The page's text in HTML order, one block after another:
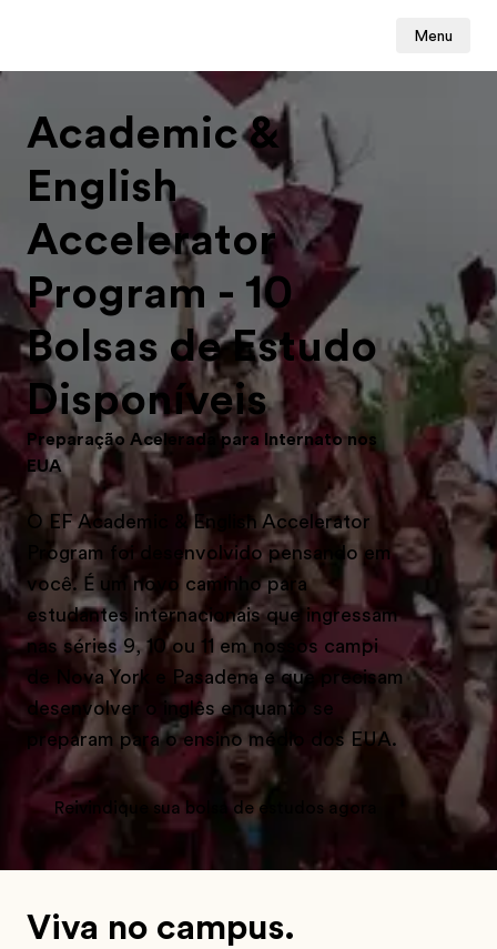
Menu
Academic &
English
Accelerator
Program - 10
Bolsas de Estudo
Disponíveis
Preparação Acelerada para Internato nos
EUA
O EF Academic & English Accelerator
Program foi desenvolvido pensando em
você. É um novo caminho para
estudantes internacionais que ingressam
nas séries 9, 10 ou 11 em nossos campi
de Nova York e Pasadena e que precisam
desenvolver o inglês enquanto se
preparam para o ensino médio dos EUA.
Reivindique sua bolsa de estudos agora
Viva no campus.